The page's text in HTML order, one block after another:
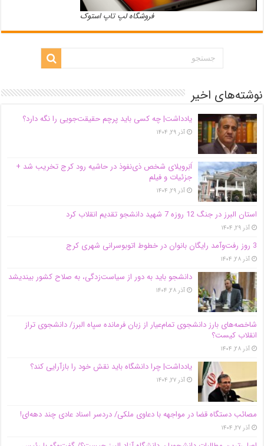
فروشگاه لپ تاپ استوک
نوشته‌های اخیر
یادداشت| ‌چه کسی باید پرچم حقیقت‌جویی را نگه دارد؟
آذر ۲۹, ۱۴۰۴
اَبَر‌ویلای شخص ذی‌نفوذ در حاشیه‌ رود کرج تخریب شد +
جزئیات و فیلم
آذر ۲۹, ۱۴۰۴
استان البرز در جنگ 12 روزه 7 شهید دانشجو تقدیم انقلاب کرد
آذر ۲۹, ۱۴۰۴
3 روز رفت‌وآمد رایگان بانوان در خطوط اتوبوسرانی شهری کرج
آذر ۲۸, ۱۴۰۴
دانشجو باید به دور از سیاست‌زدگی، به صلاح کشور بیندیشد
آذر ۲۸, ۱۴۰۴
شاخصه‌های بارز دانشجوی تمام‌عیار از زبان فرمانده سپاه البرز/ دانشجوی تراز
انقلاب کیست؟
آذر ۲۸, ۱۴۰۴
یادداشت| چرا دانشگاه باید نقش خود را بازآرایی کند؟
آذر ۲۷, ۱۴۰۴
مصائب دستگاه قضا در مواجهه با دعاوی ملکی/ دردسر اسناد عادی چند‌ دهه‌ای!
آذر ۲۷, ۱۴۰۴